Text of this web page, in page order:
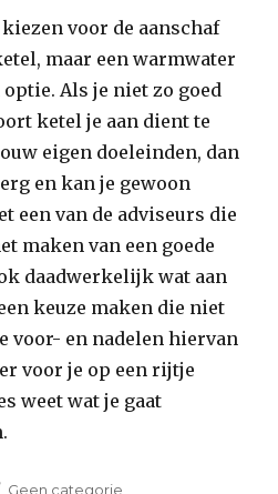
voor de aanschaf
maar een warmwater
Als je niet zo goed
ketel je aan dient te
eigen doeleinden, dan
en kan je gewoon
een van de adviseurs die
maken van een goede
daadwerkelijk wat aan
keuze maken die niet
voor- en nadelen hiervan
voor je op een rijtje
weet wat je gaat
Categorieën
Geen categorie